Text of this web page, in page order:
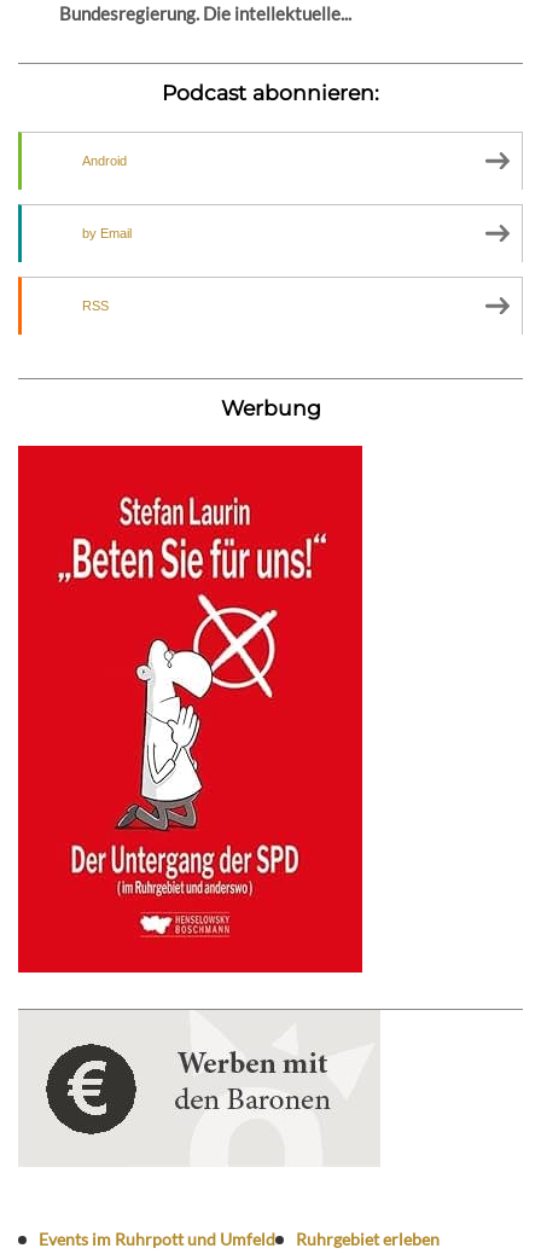
Bundesregierung. Die intellektuelle...
Podcast abonnieren:
Android
by Email
RSS
Werbung
Events im Ruhrpott und Umfeld Ruhrgebiet erleben